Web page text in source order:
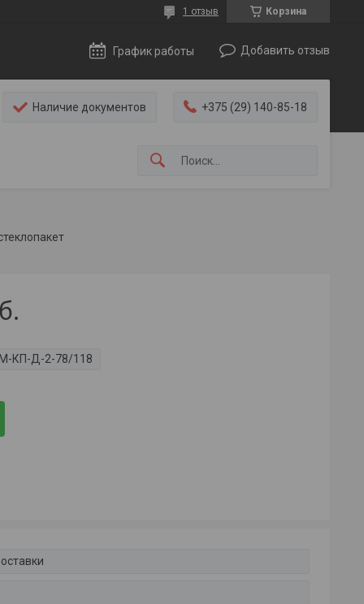
Корзина
1 отзыв
График работы Добавить отзыв
Наличие документов +375 (29) 140-85-18
М-КП-Д-2-78/118